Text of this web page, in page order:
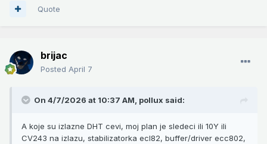
Quote
brijac
Posted April 7
On 4/7/2026 at 10:37 AM, pollux said:
A koje su izlazne DHT cevi, moj plan je sledeci ili 10Y ili
CV243 na izlazu, stabilizatorka ecl82, buffer/driver ecc802,